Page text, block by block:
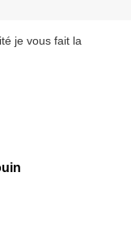
je vous fait la